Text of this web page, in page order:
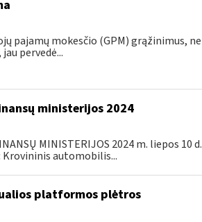
pajamų mokesčio (GPM) grąžinimus,
pervedė...
ministerijos 2024
MINISTERIJOS 2024 m. liepos 10
automobilis...
platformos plėtros